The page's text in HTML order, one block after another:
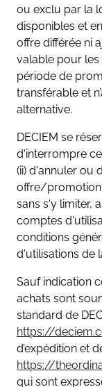
ou exclu par la
disponibles et
offre différée ni
valable pour les
période de
transférable et
alternative.
DECIEM se
d'interrompre
(ii) d'annuler ou
offre/promotion
sans s'y limiter,
comptes
conditions
d'utilisations de
Sauf indication
achats sont
standard de
https://
d’expédition et
https://
qui sont